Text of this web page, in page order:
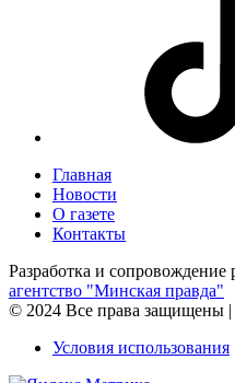
Главная
Новости
О газете
Контакты
Разработка и сопровождение
агентство "Минская правда"
© 2024 Все права защищены |
Условия использования